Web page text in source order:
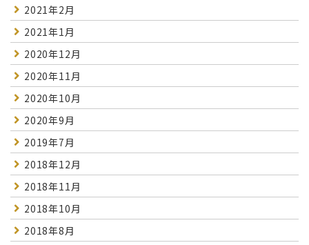
2021年2月
2021年1月
2020年12月
2020年11月
2020年10月
2020年9月
2019年7月
2018年12月
2018年11月
2018年10月
2018年8月